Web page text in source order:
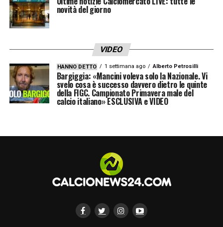
novità del giorno
VIDEO
HANNO DETTO 1 settimana ago Alberto Petrosilli
Bargiggia: «Mancini voleva solo la Nazionale. Vi
svelo cosa è successo davvero dietro le quinte
della FIGC. Campionato Primavera male del
calcio italiano» ESCLUSIVA e VIDEO